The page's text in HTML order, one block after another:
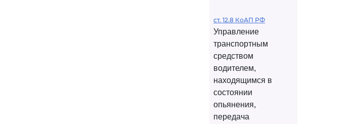
ст. 12.8 КоАП РФ
Управление
транспортным
средством
водителем,
находящимся в
состоянии
опьянения,
передача